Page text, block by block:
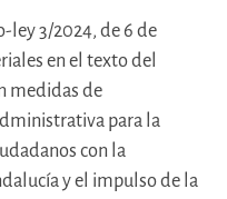
ley 3/2024, de 6 de
en el texto del
medidas de
para la
con la
y el impulso de la